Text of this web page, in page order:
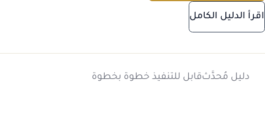
اقرأ الدليل الكامل
دليل مُحدَّثقابل للتنفيذ خطوة بخطوة